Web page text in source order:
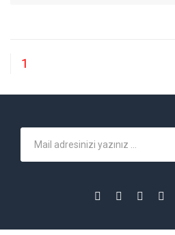
1